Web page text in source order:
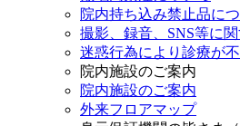
院内持ち込み禁止品に
撮影、録音、SNS等に
迷惑行為により診療が
院内施設のご案内
院内施設のご案内
外来フロアマップ